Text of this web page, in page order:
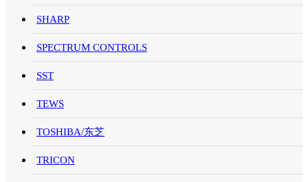
SHARP
SPECTRUM CONTROLS
SST
TEWS
TOSHIBA/东芝
TRICON